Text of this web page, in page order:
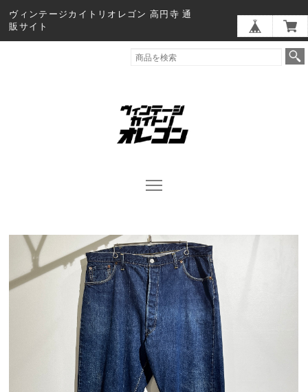
ヴィンテージカイトリオレゴン 高円寺 通
販サイト